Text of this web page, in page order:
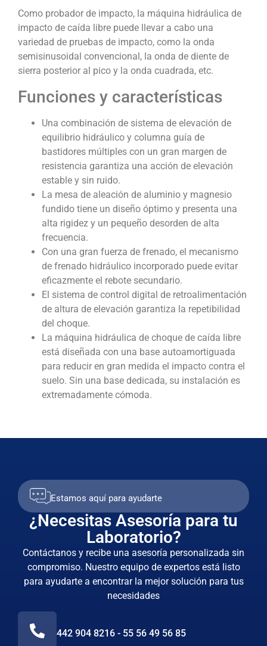
Como probador de impacto, la máquina hidráulica de
impacto de caída libre puede llevar a cabo una
variedad de pruebas de impacto, como la onda
semisinusoidal convencional, la onda de diente de
sierra posterior al pico y la onda cuadrada, etc.
Funciones y características
Una combinación de sistema de elevación de
equilibrio hidráulico y columna guía de
bastidores múltiples con un gran margen de
resistencia garantiza una acción de elevación
estable y sin ruido.
La mesa de aleación de aluminio y magnesio
fundido tiene un diseño óptimo y presenta una
alta rigidez y un pequeño desorden de alta
frecuencia.
Con una gran fuerza de frenado, el mecanismo
de frenado hidráulico incorporado puede evitar
eficazmente el rebote secundario.
El sistema de control digital de retroalimentación
de altura de elevación garantiza la repetibilidad
del choque.
La máquina hidráulica de choque de caída libre
está diseñada con una base autoamortiguada
para reducir en gran medida el impacto contra el
suelo. Sin una base dedicada, su instalación es
extremadamente cómoda.
Estamos aquí para ayudarte
¿Necesitas Asesoría para tu
Laboratorio?
Contáctanos y recibe una asesoría personalizada sin
compromiso. Nuestro equipo de expertos está listo
para ayudarte a encontrar la mejor solución para tus
necesidades
442 904 8216 - 55 56 49 56 85